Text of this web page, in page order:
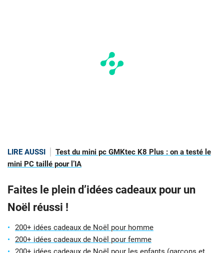
LIRE AUSSI
Test du mini pc GMKtec K8 Plus : on a testé le
mini PC taillé pour l’IA
Faites le plein d’idées cadeaux pour un
Noël réussi !
200+ idées cadeaux de Noël pour homme
200+ idées cadeaux de Noël pour femme